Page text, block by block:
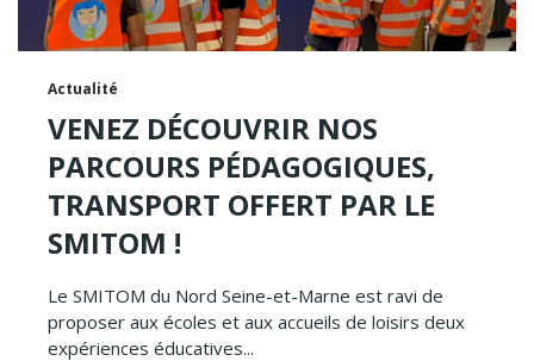
Actualité
VENEZ DÉCOUVRIR NOS
PARCOURS PÉDAGOGIQUES,
TRANSPORT OFFERT PAR LE
SMITOM !
Le SMITOM du Nord Seine-et-Marne est ravi de
proposer aux écoles et aux accueils de loisirs deux
expériences éducatives...